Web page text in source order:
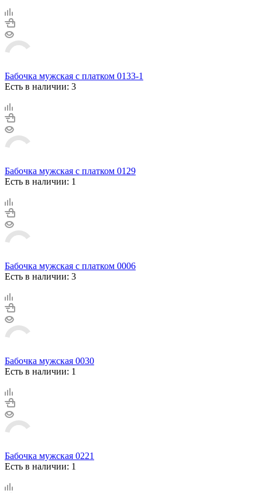
Бабочка мужская с платком 0133-1
Есть в наличии: 3
Бабочка мужская с платком 0129
Есть в наличии: 1
Бабочка мужская с платком 0006
Есть в наличии: 3
Бабочка мужская 0030
Есть в наличии: 1
Бабочка мужская 0221
Есть в наличии: 1